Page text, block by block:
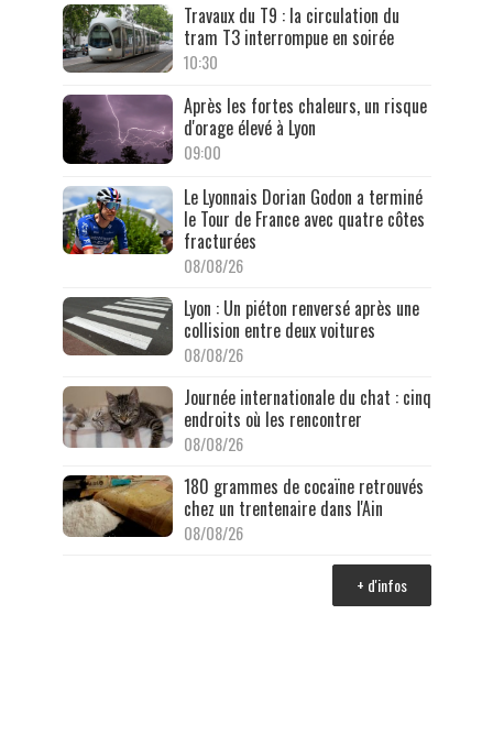
Travaux du T9 : la circulation du
tram T3 interrompue en soirée
10:30
Après les fortes chaleurs, un risque
d'orage élevé à Lyon
09:00
Le Lyonnais Dorian Godon a terminé
le Tour de France avec quatre côtes
fracturées
08/08/26
Lyon : Un piéton renversé après une
collision entre deux voitures
08/08/26
Journée internationale du chat : cinq
endroits où les rencontrer
08/08/26
180 grammes de cocaïne retrouvés
chez un trentenaire dans l'Ain
08/08/26
+ d'infos